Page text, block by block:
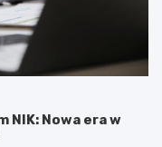
NIK: Nowa era w